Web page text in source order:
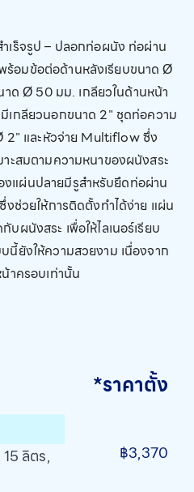
ำเร็จรูป – ปลอกท่อผนัง ท่อผ่าน
อมข้อต่อด้านหลังเรียบขนาด Ø
ด Ø 50 มม. เกลียวในด้านหน้า
เกลียวนอกขนาด 2" ชุดท่อความ
2" และหัวจ่าย Multiflow ซึ่ง
ะสมตามความหนาของผนังสระ
แผ่นปลายมีรูสำหรับยึดท่อผ่าน
งช่วยให้การติดตั้งทำได้ง่าย แผ่น
ผนังสระ เพื่อให้ไลเนอร์เรียบ
ยังให้ความสวยงาม เนื่องจาก
าครอบเท่านั้น
*ราคาตั้ง
ลิตร,
฿3,370